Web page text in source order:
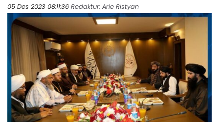
05 Des 2023 08:11:36 Redaktur: Arie Ristyan